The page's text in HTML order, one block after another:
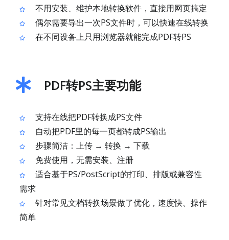
不用安装、维护本地转换软件，直接用网页搞定
偶尔需要导出一次PS文件时，可以快速在线转换
在不同设备上只用浏览器就能完成PDF转PS
PDF转PS主要功能
支持在线把PDF转换成PS文件
自动把PDF里的每一页都转成PS输出
步骤简洁：上传 → 转换 → 下载
免费使用，无需安装、注册
适合基于PS/PostScript的打印、排版或兼容性
需求
针对常见文档转换场景做了优化，速度快、操作
简单